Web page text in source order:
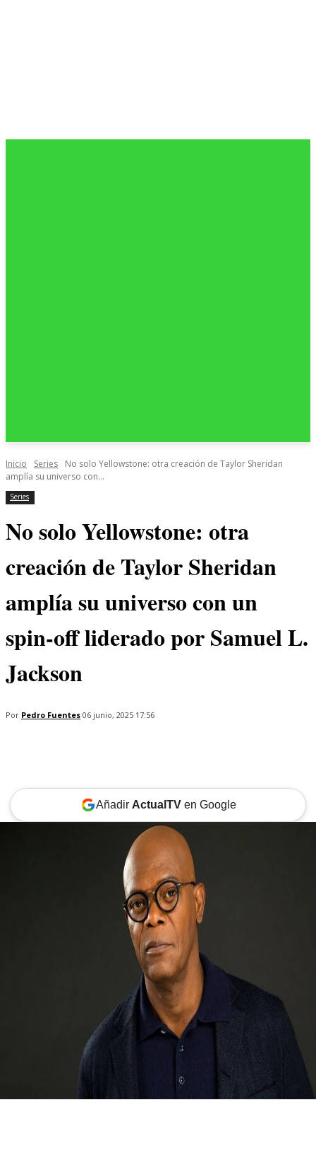
Inicio Series
No solo Yellowstone: otra creación de Taylor Sheridan
amplía su universo con...
Series
No solo Yellowstone: otra
creación de Taylor Sheridan
amplía su universo con un
spin-off liderado por Samuel L.
Jackson
Por Pedro Fuentes 06 junio, 2025 17:56
Añadir ActualTVen Google